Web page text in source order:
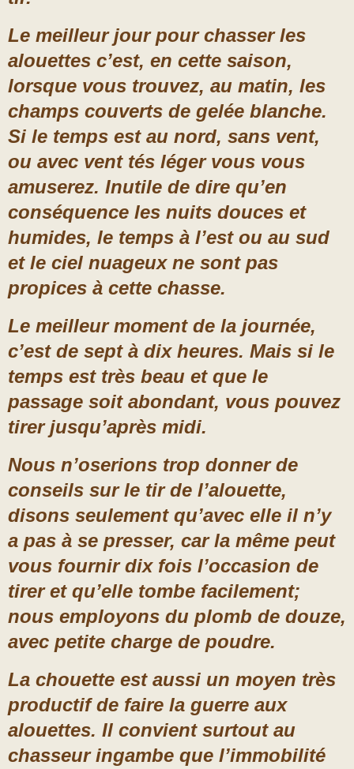
Le meilleur jour pour chasser les
alouettes c’est, en cette saison,
lorsque vous trouvez, au matin, les
champs couverts de gelée blanche.
Si le temps est au nord, sans vent,
ou avec vent tés léger vous vous
amuserez. Inutile de dire qu’en
conséquence les nuits douces et
humides, le temps à l’est ou au sud
et le ciel nuageux ne sont pas
propices à cette chasse.
Le meilleur moment de la journée,
c’est de sept à dix heures. Mais si le
temps est très beau et que le
passage soit abondant, vous pouvez
tirer jusqu’après midi.
Nous n’oserions trop donner de
conseils sur le tir de l’alouette,
disons seulement qu’avec elle il n’y
a pas à se presser, car la même peut
vous fournir dix fois l’occasion de
tirer et qu’elle tombe facilement;
nous employons du plomb de douze,
avec petite charge de poudre.
La chouette est aussi un moyen très
productif de faire la guerre aux
alouettes. Il convient surtout au
chasseur ingambe que l’immobilité